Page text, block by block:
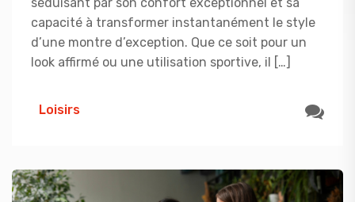
capacité à transformer instantanément le style
d’une montre d’exception. Que ce soit pour un
look affirmé ou une utilisation sportive, il […]
Loisirs